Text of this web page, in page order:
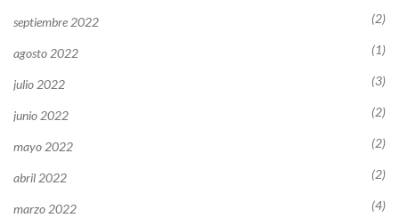
septiembre 2022 (2)
agosto 2022 (1)
julio 2022 (3)
junio 2022 (2)
mayo 2022 (2)
abril 2022 (2)
marzo 2022 (4)